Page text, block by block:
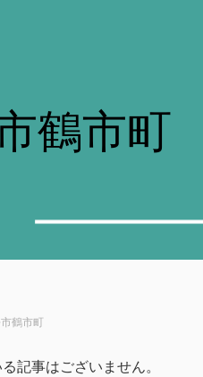
鶴市町
鶴市町
記事はございません。